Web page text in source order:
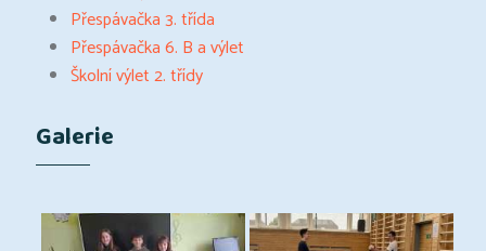
Přespávačka 3. třída
Přespávačka 6. B a výlet
Školní výlet 2. třídy
Galerie